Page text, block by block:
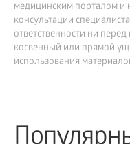
медицинским порталом и
консультации
ответственности ни
косвенный или прямой
использования